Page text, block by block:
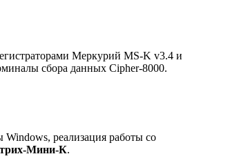
Меркурий MS-K v3.4 и
сбора данных Cipher-8000.
реализация работы со
Мини-К.